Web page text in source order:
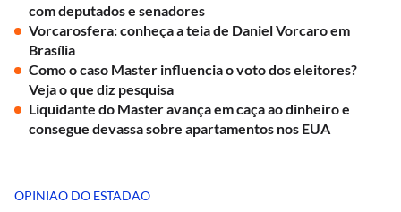
com deputados e senadores
Vorcarosfera: conheça a teia de Daniel Vorcaro em
Brasília
Como o caso Master influencia o voto dos eleitores?
Veja o que diz pesquisa
Liquidante do Master avança em caça ao dinheiro e
consegue devassa sobre apartamentos nos EUA
OPINIÃO DO ESTADÃO